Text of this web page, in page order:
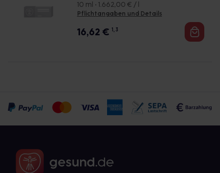
10 ml • 1.662,00 € / l
Pflichtangaben und Details
16,62 € 1, 3